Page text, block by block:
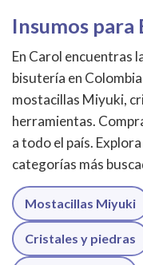
Insumos para
En Carol encuentras
bisutería en
mostacillas Miyuki,
herramientas.
a todo el país.
categorías más
Mostacillas Miyuki
Cristales y piedras